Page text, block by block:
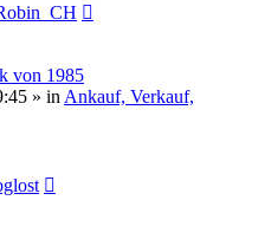
von 1985
» in Ankauf, Verkauf,